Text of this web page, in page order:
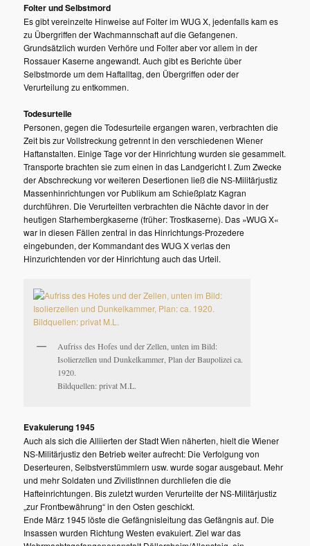
Folter und Selbstmord
Es gibt vereinzelte Hinweise auf Folter im WUG X, jedenfalls kam es
zu Übergriffen der Wachmannschaft auf die Gefangenen.
Grundsätzlich wurden Verhöre und Folter aber vor allem in der
Rossauer Kaserne angewandt. Auch gibt es Berichte über
Selbstmorde um dem Haftalltag, den Übergriffen oder der
Verurteilung zu entkommen.
Todesurteile
Personen, gegen die Todesurteile ergangen waren, verbrachten die
Zeit bis zur Vollstreckung getrennt in den verschiedenen Wiener
Haftanstalten. Einige Tage vor der Hinrichtung wurden sie gesammelt.
Transporte brachten sie zum einen in das Landgericht I. Zum Zwecke
der Abschreckung vor weiteren Desertionen ließ die NS-Militärjustiz
Massenhinrichtungen vor Publikum am Schießplatz Kagran
durchführen. Die Verurteilten verbrachten die Nächte davor in der
heutigen Starhembergkaserne (früher: Trostkaserne). Das »WUG X«
war in diesen Fällen zentral in das Hinrichtungs-Prozedere
eingebunden, der Kommandant des WUG X verlas den
Hinzurichtenden vor der Hinrichtung auch das Urteil.
Aufriss des Hofes und der Zellen, unten im Bild:
Isolierzellen und Dunkelkammer, Plan der Baupolizei ca.
1920.
Bildquellen: privat M.L.
Evakuierung 1945
Auch als sich die Alliierten der Stadt Wien näherten, hielt die Wiener
NS-Militärjustiz den Betrieb weiter aufrecht: Die Verfolgung von
Deserteuren, Selbstverstümmlern usw. wurde sogar ausgebaut. Mehr
und mehr Soldaten und ZivilistInnen durchliefen die die
Hafteinrichtungen. Bis zuletzt wurden Verurteilte der NS-Militärjustiz
„zur Frontbewährung“ in den Osten geschickt.
Ende März 1945 löste die Gefängnisleitung das Gefängnis auf. Die
Insassen wurden Richtung Westen evakuiert. Ziel war das